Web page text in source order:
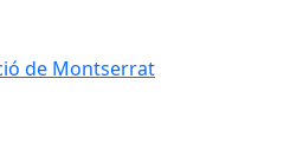
de Montserrat